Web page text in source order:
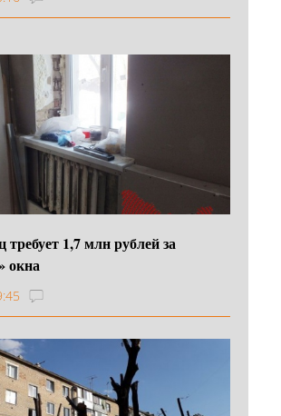
требует 1,7 млн рублей за
окна